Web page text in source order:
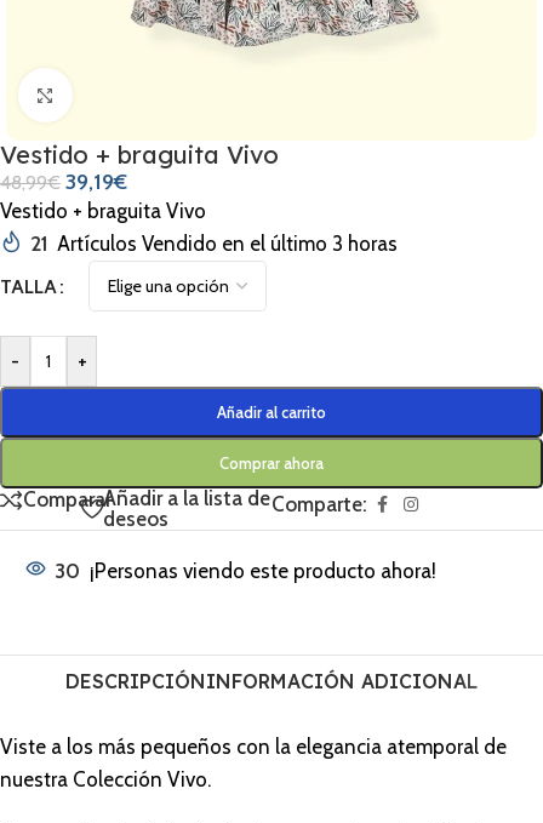
Clic para ampliar
Vestido + braguita Vivo
48,99€ 39,19€
Vestido + braguita Vivo
21 Artículos Vendido en el último 3 horas
TALLA
- +
Añadir al carrito
Comprar ahora
CompararAñadir a la lista de
deseos
Comparte:
30 ¡Personas viendo este producto ahora!
DESCRIPCIÓNINFORMACIÓN ADICIONAL
Viste a los más pequeños con la elegancia atemporal de
nuestra Colección Vivo.